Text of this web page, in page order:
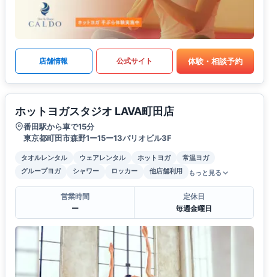
店舗情報 公式サイト 体験・相談予約
ホットヨガスタジオ LAVA町田店
番田駅から車で15分
東京都町田市森野1ー15ー13パリオビル3F
タオルレンタル ウェアレンタル ホットヨガ
常温ヨガ
グループヨガ
シャワー ロッカー 他店舗利用 もっと見る
営業時間
ー
定休日
毎週金曜日